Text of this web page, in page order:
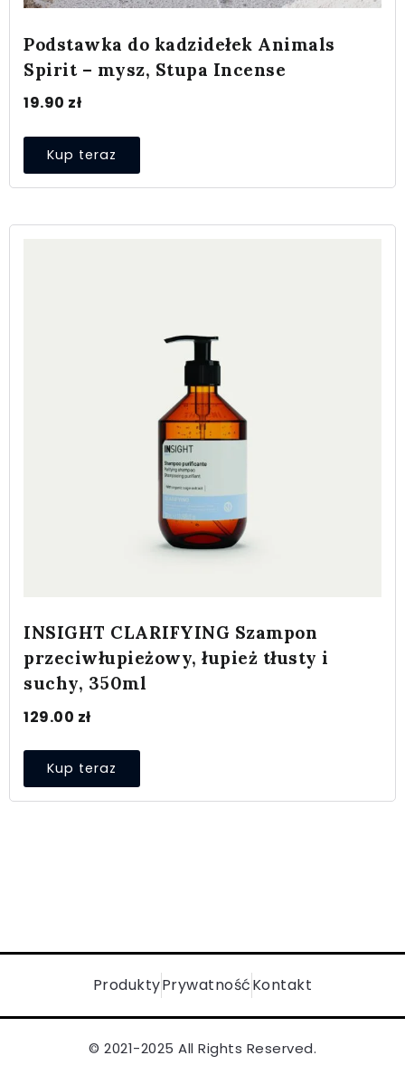
Podstawka do kadzidełek Animals
Spirit – mysz, Stupa Incense
19.90 zł
Kup teraz
INSIGHT CLARIFYING Szampon
przeciwłupieżowy, łupież tłusty i
suchy, 350ml
129.00 zł
Kup teraz
ProduktyPrywatnośćKontakt
© 2021-2025 All Rights Reserved.